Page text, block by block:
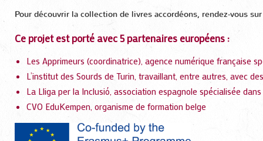
Pour découvrir la collection de livres accordéons, rendez-vous
Ce projet est porté avec 5 partenaires européens :
Les Apprimeurs (coordinatrice), agence numérique française
L’institut des Sourds de Turin, travaillant, entre autres, avec
La Lliga per la Inclusió, association espagnole spécialisée
CVO EduKempen, organisme de formation belge